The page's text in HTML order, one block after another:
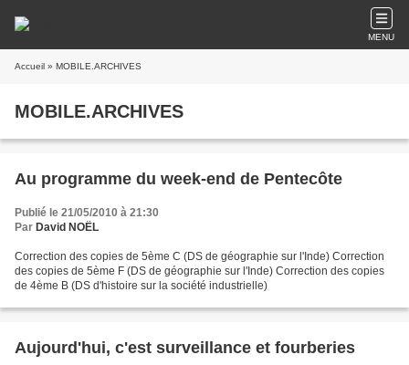
MENU
Accueil » MOBILE.ARCHIVES
MOBILE.ARCHIVES
Au programme du week-end de Pentecôte
Publié le 21/05/2010 à 21:30
Par David NOËL
Correction des copies de 5ème C (DS de géographie sur l'Inde) Correction
des copies de 5ème F (DS de géographie sur l'Inde) Correction des copies
de 4ème B (DS d'histoire sur la société industrielle)
Aujourd'hui, c'est surveillance et fourberies